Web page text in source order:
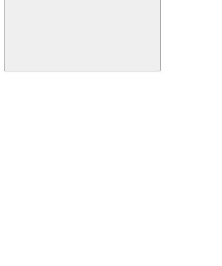
Buscar